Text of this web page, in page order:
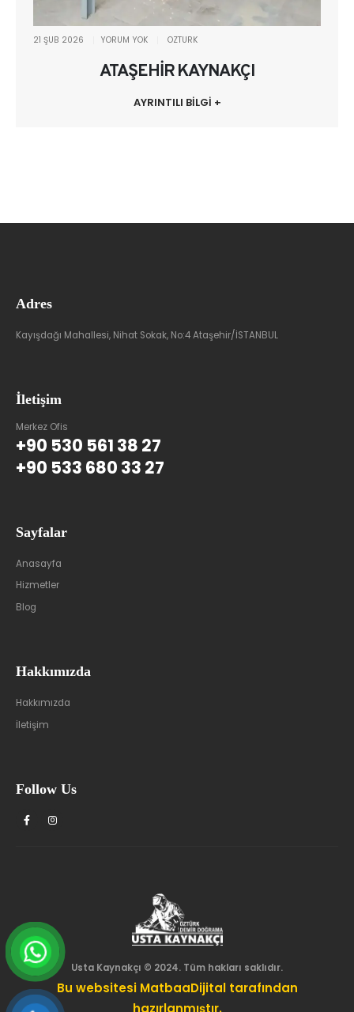
21 ŞUB 2026 YORUM YOK OZTURK
ATAŞEHİR KAYNAKÇI
AYRINTILI BİLGİ +
Adres
Kayışdağı Mahallesi, Nihat Sokak, No:4 Ataşehir/İSTANBUL
İletişim
Merkez Ofis
+90 530 561 38 27
+90 533 680 33 27
Sayfalar
Anasayfa
Hizmetler
Blog
Hakkımızda
Hakkımızda
İletişim
Follow Us
Usta Kaynakçı © 2024. Tüm hakları saklıdır.
Bu websitesi MatbaaDijital tarafından
hazırlanmıştır.